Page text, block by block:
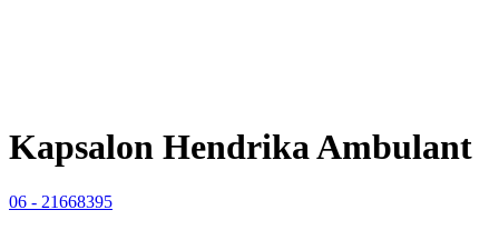
Kapsalon Hendrika Ambulant
06 - 21668395